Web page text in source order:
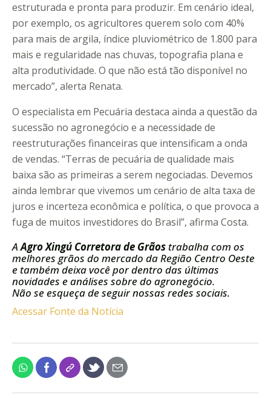
estruturada e pronta para produzir. Em cenário ideal,
por exemplo, os agricultores querem solo com 40%
para mais de argila, índice pluviométrico de 1.800 para
mais e regularidade nas chuvas, topografia plana e
alta produtividade. O que não está tão disponível no
mercado”, alerta Renata.
O especialista em Pecuária destaca ainda a questão da
sucessão no agronegócio e a necessidade de
reestruturações financeiras que intensificam a onda
de vendas. “Terras de pecuária de qualidade mais
baixa são as primeiras a serem negociadas. Devemos
ainda lembrar que vivemos um cenário de alta taxa de
juros e incerteza econômica e política, o que provoca a
fuga de muitos investidores do Brasil”, afirma Costa.
AAgro Xingú Corretora de Grãos trabalha com os
melhores grãos do mercado da Região Centro Oeste
e também deixa você por dentro das últimas
novidades e análises sobre do agronegócio.
Não se esqueça de seguir nossas redes sociais.
Acessar Fonte da Notícia